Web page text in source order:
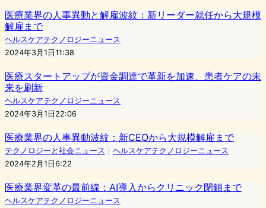
医療業界の人事異動と解雇波紋：新リーダー就任から大規模
解雇まで
ヘルスケアテクノロジーニュース
2024年3月1日11:38
医療スタートアップが資金調達で革新を加速、患者ケアの未
来を刷新
ヘルスケアテクノロジーニュース
2024年3月1日22:06
医療業界の人事異動波紋：新CEOから大規模解雇まで
テクノロジーと社会ニュース ｜ ヘルスケアテクノロジーニュース
2024年2月1日6:22
医療業界変革の最前線：AI導入からクリニック閉鎖まで
ヘルスケアテクノロジーニュース